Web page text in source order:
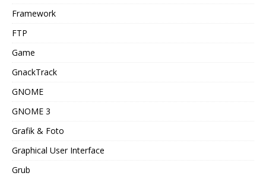
Framework
FTP
Game
GnackTrack
GNOME
GNOME 3
Grafik & Foto
Graphical User Interface
Grub